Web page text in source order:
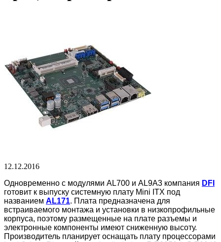
12.12.2016
Одновременно с модулями AL700 и AL9A3 компания DFI
готовит к выпуску системную плату Mini ITX под
названием AL171. Плата предназначена для
встраиваемого монтажа и установки в низкопрофильные
корпуса, поэтому размещенные на плате разъемы и
электронные компоненты имеют сниженную высоту.
Производитель планирует оснащать плату процессорами